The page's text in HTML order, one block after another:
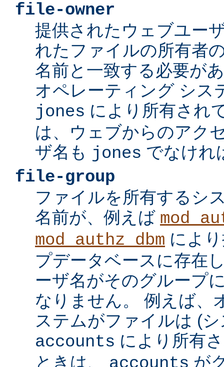
file-owner
提供されたウェブユー
れたファイルの所有者
名前と一致する必要が
オペレーティング シス
jones により所有され
は、ウェブからのアク
ザ名も jones でなけれ
file-group
ファイルを所有するシ
名前が、例えば
mod_authz_dbm によ
プデータベースに存在
ーザ名がそのグループ
なりません。 例えば、
ステムがファイルは (
accounts により所有
ときは、
が